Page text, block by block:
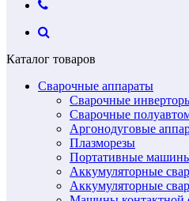
Каталог товаров
Сварочные аппараты
Сварочные
Сварочные
Аргонодуговые
Плазморезы
Портативные
Аккумуляторные
Аккумуляторные